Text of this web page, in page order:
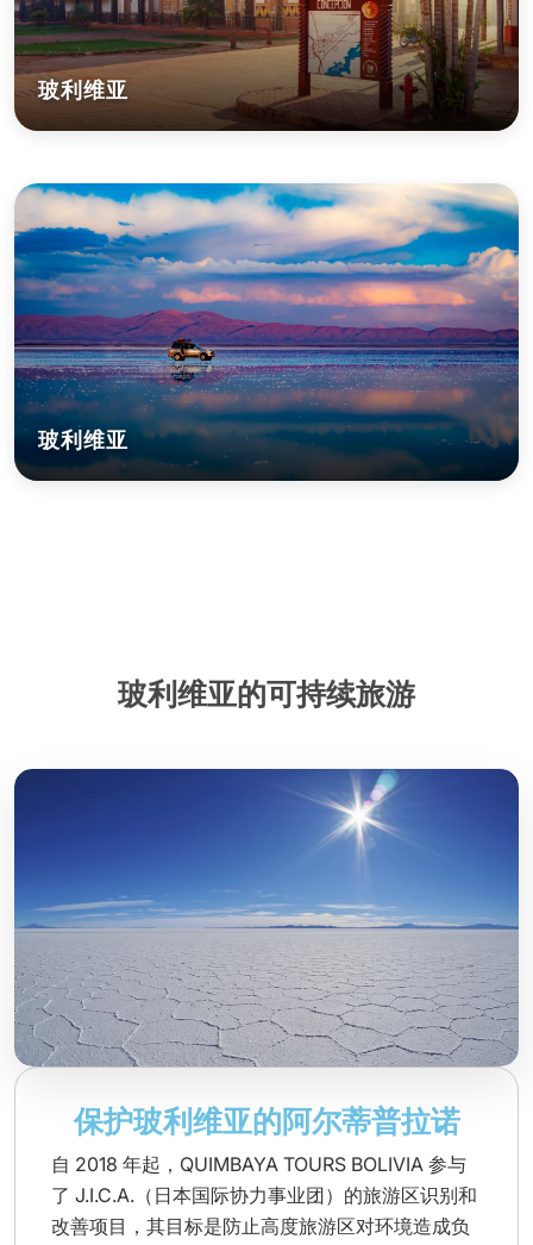
玻利维亚
玻利维亚
玻利维亚的可持续旅游
保护玻利维亚的阿尔蒂普拉诺
自 2018 年起，QUIMBAYA TOURS BOLIVIA 参与
了 J.I.C.A.（日本国际协力事业团）的旅游区识别和
改善项目，其目标是防止高度旅游区对环境造成负